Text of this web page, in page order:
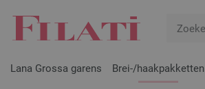
Lana Grossa garens Brei-/haakpakketten